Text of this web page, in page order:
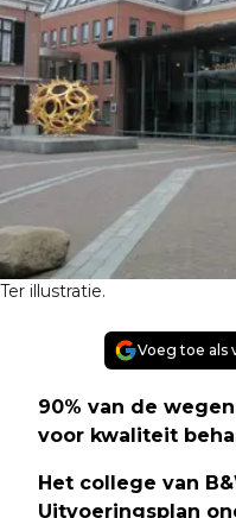
Ter illustratie.
Voeg toe als
90% van de
voor kwaliteit
Het college van
Uitvoeringsplan